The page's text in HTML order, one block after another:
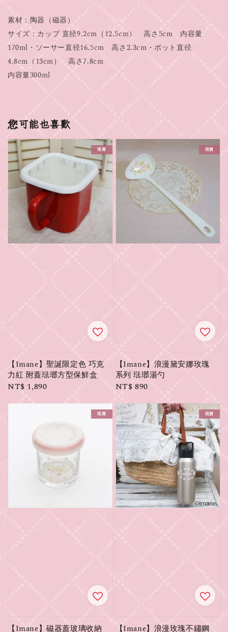
素材：陶器（磁器）
サイズ：カップ 直径9.2cm（12.5cm） 高さ5cm 内容量
170ml・ソーサー直径16.5cm 高さ2.3cm・ポット直径
4.8cm（13cm） 高さ7.8cm
内容量300ml
您可能也喜歡
現貨
【Imane】聖誕限定色 巧克
力紅 附蓋琺瑯方型保鮮盒
Regular
NT$ 1,890
現貨
【Imane】浪漫黛安娜玫瑰
系列 琺瑯湯勺
Regular
NT$ 890
現貨
【Imane】磁器蓋玻璃收納
現貨
【Imane】浪漫玫瑰不鏽鋼